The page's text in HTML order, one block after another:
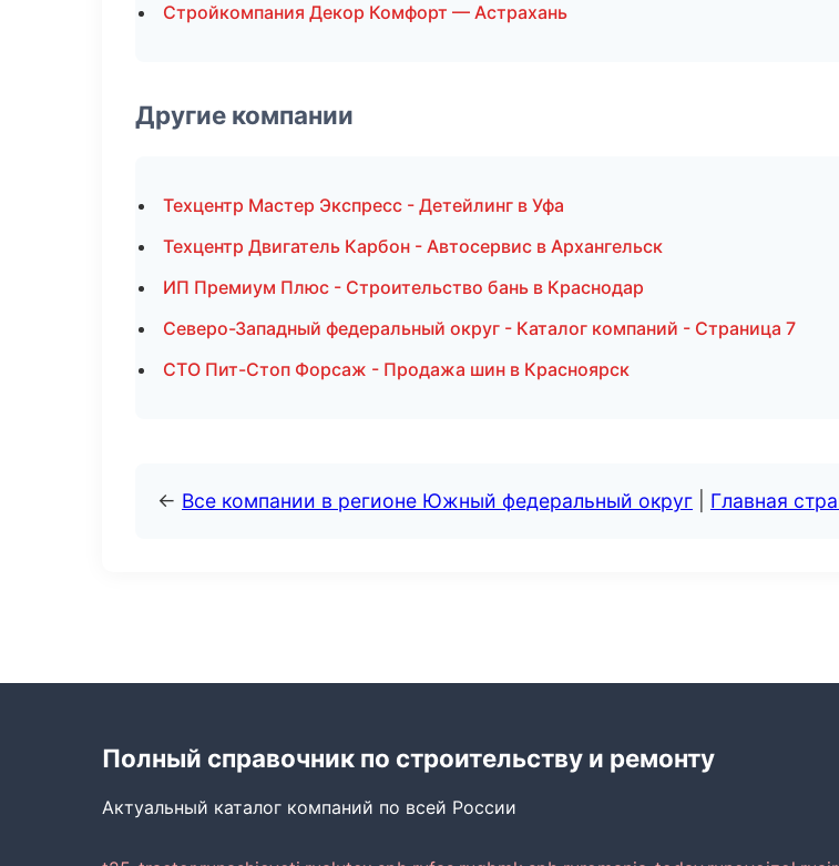
Стройкомпания Декор Комфорт — Астрахань
Другие компании
Техцентр Мастер Экспресс - Детейлинг в Уфа
Техцентр Двигатель Карбон - Автосервис в Архангельск
ИП Премиум Плюс - Строительство бань в Краснодар
Северо-Западный федеральный округ - Каталог компаний - Страница 7
СТО Пит-Стоп Форсаж - Продажа шин в Красноярск
← Все компании в регионе Южный федеральный округ Главная
Полный справочник по строительству и ремонту
Актуальный каталог компаний по всей России